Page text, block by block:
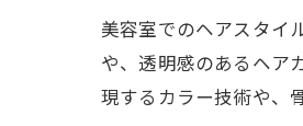
美容室でのヘアスタイ
や、透明感のあるヘア
現するカラー技術や、